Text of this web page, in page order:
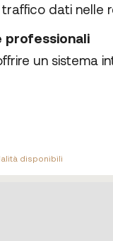
dati nelle
professionali
un
disponibili